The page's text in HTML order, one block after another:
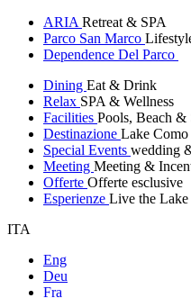
ARIA Retreat & SPA
Parco San Marco
Dependence Del Parco
Dining Eat & Drink
Relax SPA & Wellness
Facilities Pools, Beach &
Destinazione Lake
Special Events wedding
Meeting Meeting &
Offerte Offerte esclusive
Esperienze Live the Lake
ITA
Eng
Deu
Fra